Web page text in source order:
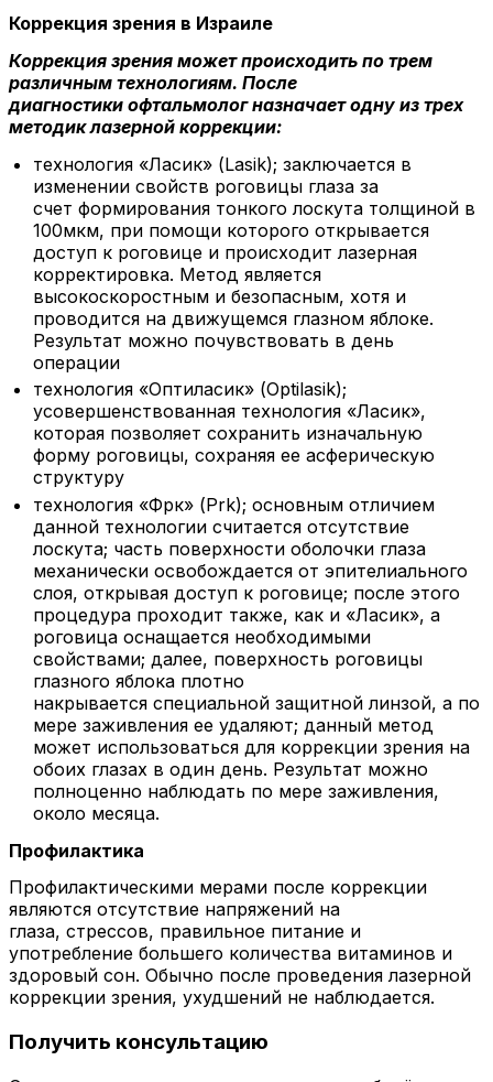
Коррекция зрения в Израиле
Коррекция зрения может происходить по трем
различным технологиям. После
диагностики офтальмолог назначает одну из трех
методик лазерной коррекции:
технология «Ласик» (Lasik); заключается в
изменении свойств роговицы глаза за
счет формирования тонкого лоскута толщиной в
100мкм, при помощи которого открывается
доступ к роговице и происходит лазерная
корректировка. Метод является
высокоскоростным и безопасным, хотя и
проводится на движущемся глазном яблоке.
Результат можно почувствовать в день
операции
технология «Оптиласик» (Optilasik);
усовершенствованная технология «Ласик»,
которая позволяет сохранить изначальную
форму роговицы, сохраняя ее асферическую
структуру
технология «Фрк» (Prk); основным отличием
данной технологии считается отсутствие
лоскута; часть поверхности оболочки глаза
механически освобождается от эпителиального
слоя, открывая доступ к роговице; после этого
процедура проходит также, как и «Ласик», а
роговица оснащается необходимыми
свойствами; далее, поверхность роговицы
глазного яблока плотно
накрывается специальной защитной линзой, а по
мере заживления ее удаляют; данный метод
может использоваться для коррекции зрения на
обоих глазах в один день. Результат можно
полноценно наблюдать по мере заживления,
около месяца.
Профилактика
Профилактическими мерами после коррекции
являются отсутствие напряжений на
глаза, стрессов, правильное питание и
употребление большего количества витаминов и
здоровый сон. Обычно после проведения лазерной
коррекции зрения, ухудшений не наблюдается.
Получить консультацию